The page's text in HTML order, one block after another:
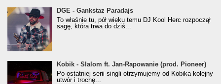
donGURALesko z nagrodą za
Klasyczny/Trueschoolowy Album Roku
(Popkillery 2023)
DGE - Gankstaz Paradajs
To właśnie tu, pół wieku temu DJ Kool Herc rozpoczął
sagę, która trwa do dziś...
Kobik - Slalom ft. Jan-Rapowanie (prod. Pioneer)
[Official Music Visualiser]
Kobik - Slalom ft. Jan-Rapowanie (prod. Pioneer)
Po ostatniej serii singli otrzymujemy od Kobika kolejny
utwór i trochę...